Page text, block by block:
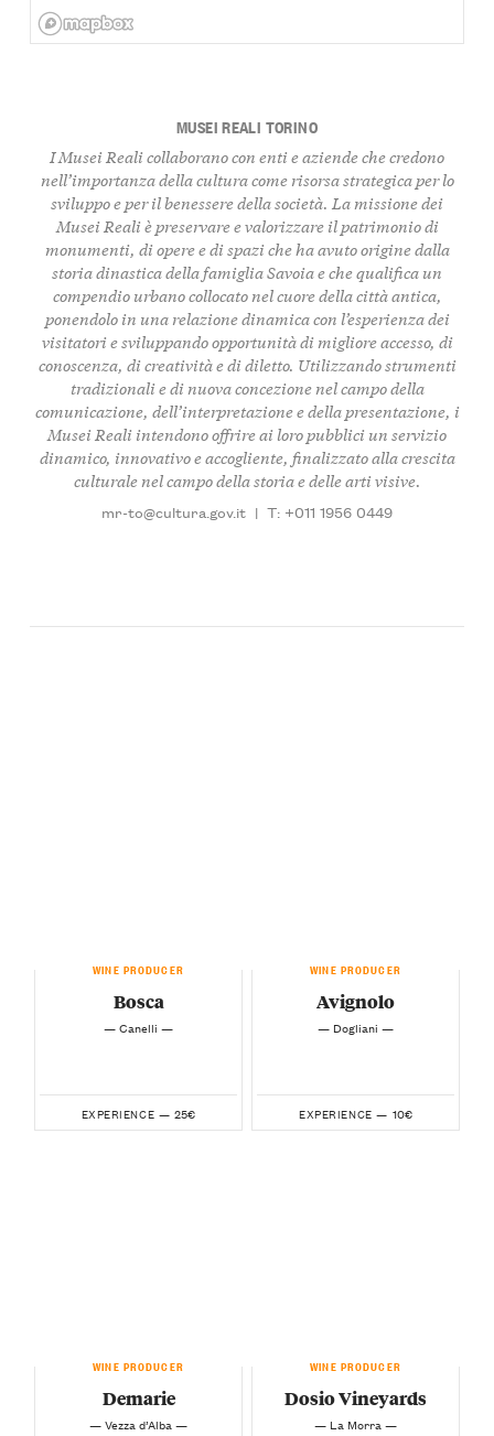
MUSEI REALI TORINO
I Musei Reali collaborano con enti e aziende che credono
nell’importanza della cultura come risorsa strategica per lo
sviluppo e per il benessere della società. Lamissionedei
Musei Reali è preservare e valorizzare il patrimonio di
monumenti, di opere e di spazi che ha avuto origine dalla
storia dinastica della famiglia Savoia e che qualifica un
compendio urbano collocato nel cuore della città antica,
ponendolo in una relazione dinamica con l’esperienza dei
visitatori e sviluppando opportunità di migliore accesso, di
conoscenza, di creatività e di diletto. Utilizzando strumenti
tradizionali e di nuova concezione nel campo della
comunicazione, dell’interpretazione e della presentazione, i
Musei Reali intendono offrire ai loro pubblici un servizio
dinamico, innovativo e accogliente, finalizzato alla crescita
culturale nel campo della storia e delle arti visive.
mr-to@cultura.gov.it | T: +011 1956 0449
WINE PRODUCER
Bosca
— Canelli —
EXPERIENCE — 25€
WINE PRODUCER
Avignolo
— Dogliani —
EXPERIENCE — 10€
WINE PRODUCER
Demarie
— Vezza d’Alba —
WINE PRODUCER
Dosio Vineyards
— La Morra —